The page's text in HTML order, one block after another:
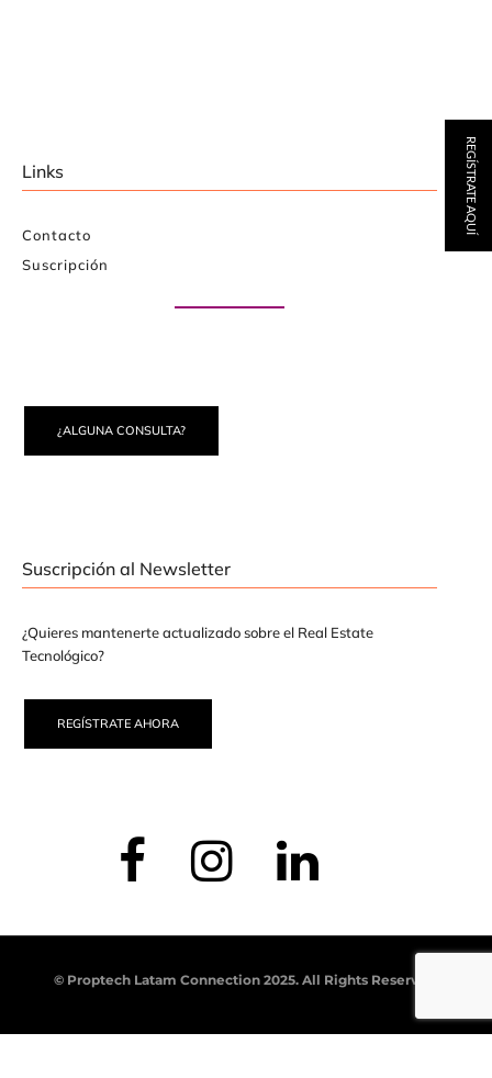
Links
Contacto
Suscripción
¿ALGUNA CONSULTA?
Suscripción al Newsletter
¿Quieres mantenerte actualizado sobre el Real Estate
Tecnológico?
REGÍSTRATE AHORA
© Proptech Latam Connection 2025. All Rights Reserved.
REGÍSTRATE AQUÍ